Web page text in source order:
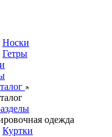
Носки
Гетры
одежда
Куртки